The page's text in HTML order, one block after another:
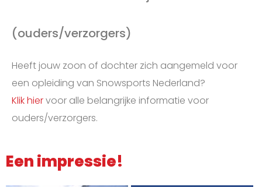
(ouders/verzorgers)
Heeft jouw zoon of dochter zich aangemeld voor
een opleiding van Snowsports Nederland?
Klik hiervoor alle belangrijke informatie voor
ouders/verzorgers.
Een impressie!